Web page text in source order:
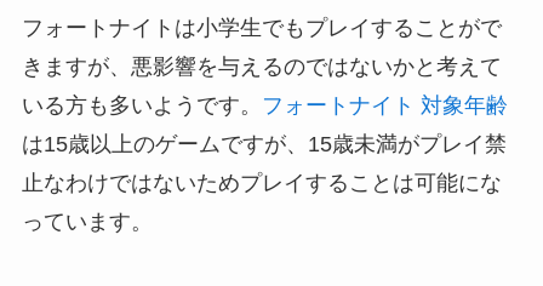
フォートナイトは小学生でもプレイすることがで
きますが、悪影響を与えるのではないかと考えて
いる方も多いようです。
フォートナイト 対象年齢
は15歳以上のゲームですが、15歳未満がプレイ禁
止なわけではないためプレイすることは可能にな
っています。